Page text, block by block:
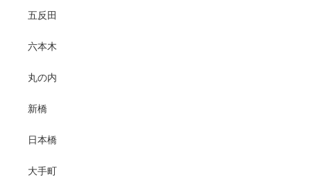
五反田
六本木
丸の内
新橋
日本橋
大手町